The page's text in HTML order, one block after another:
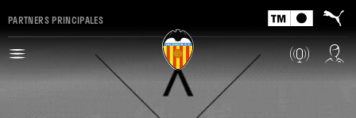
PARTNERS PRINCIPALES